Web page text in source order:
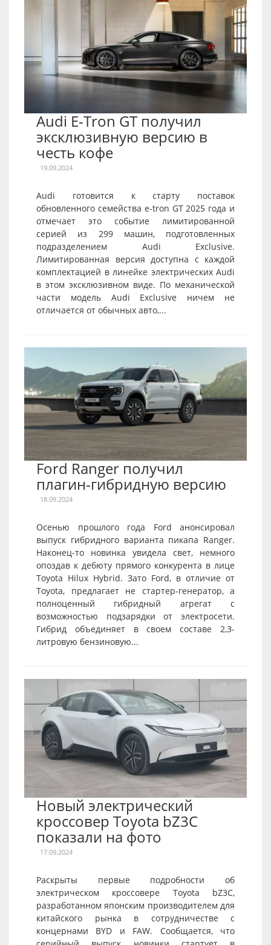
Audi E-Tron GT получил
эксклюзивную версию в
честь кофе
19.09.2024
Audi готовится к старту поставок
обновленного семейства e-tron GT 2025 года и
отмечает это событие лимитированной
серией из 299 машин, подготовленных
подразделением Audi Exclusive.
Лимитированная версия доступна с каждой
комплектацией в линейке электрических Audi
в этом эксклюзивном виде. По механической
части модель Audi Exclusive ничем не
отличается от обычных авто,...
Ford Ranger получил
плагин-гибридную версию
18.09.2024
Осенью прошлого года Ford анонсировал
выпуск гибридного варианта пикапа Ranger.
Наконец-то новинка увидела свет, немного
опоздав к дебюту прямого конкурента в лице
Toyota Hilux Hybrid. Зато Ford, в отличие от
Toyota, предлагает не стартер-генератор, а
полноценный гибридный агрегат с
возможностью подзарядки от электросети.
Гибрид объединяет в своем составе 2,3-
литровую бензиновую...
Новый электрический
кроссовер Toyota bZ3C
показали на фото
17.09.2024
Раскрыты первые подробности об
электрическом кроссовере Toyota bZ3C,
разработанном японским производителем для
китайского рынка в сотрудничестве с
концернами BYD и FAW. Сообщается, что